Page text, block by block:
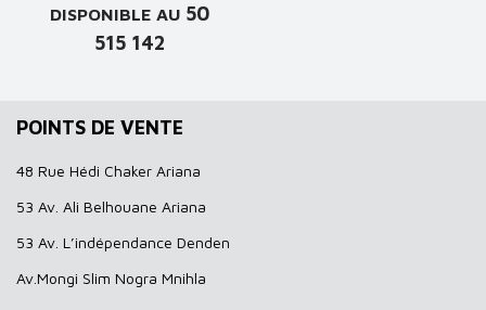
DISPONIBLE AU 50
515 142
POINTS DE VENTE
48 Rue Hédi Chaker Ariana
53 Av. Ali Belhouane Ariana
53 Av. L’indépendance Denden
Av.Mongi Slim Nogra Mnihla